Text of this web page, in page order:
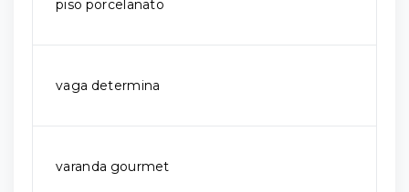
piso porcelanato
vaga determina
varanda gourmet